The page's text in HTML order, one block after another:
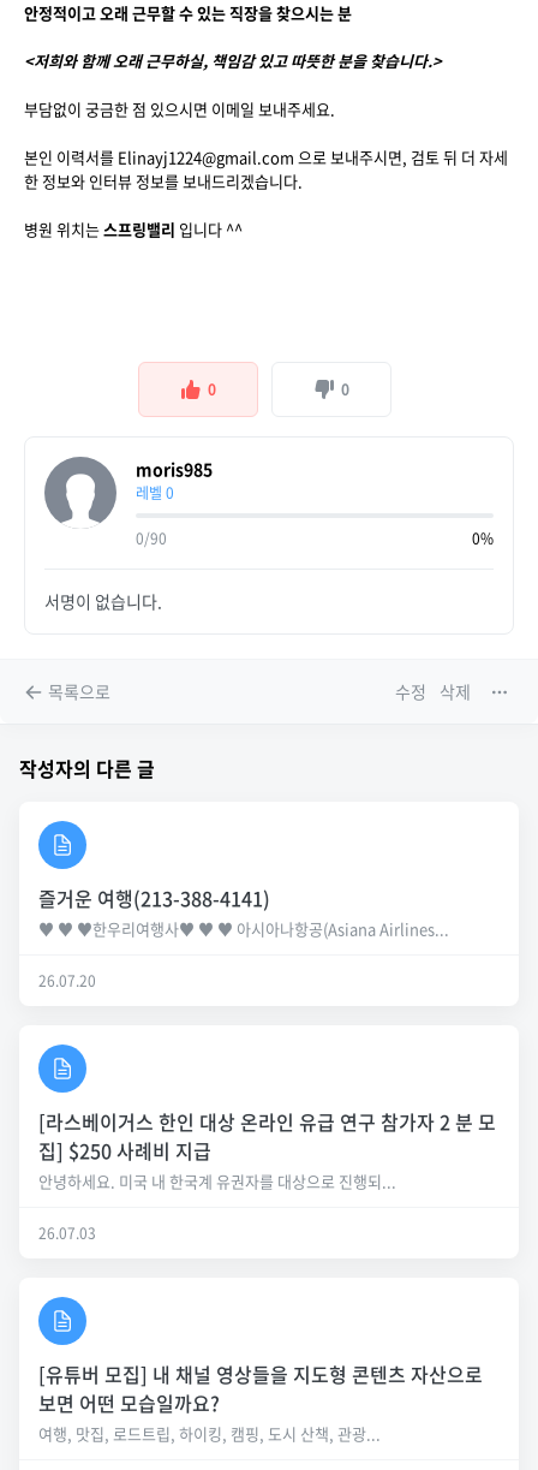
안정적이고 오래 근무할 수 있는 직장을 찾으시는 분
<저희와 함께 오래 근무하실, 책임감 있고 따뜻한 분을 찾습니다.>
부담없이 궁금한 점 있으시면 이메일 보내주세요.
본인 이력서를 Elinayj1224@gmail.com 으로 보내주시면, 검토 뒤 더 자세
한 정보와 인터뷰 정보를 보내드리겠습니다.
병원 위치는스프링밸리 입니다 ^^
0 0
moris985
레벨 0
0/90 0%
서명이 없습니다.
목록으로 수정 삭제
작성자의 다른 글
즐거운 여행(213-388-4141)
♥ ♥ ♥한우리여행사♥ ♥ ♥ 아시아나항공(Asiana Airlines...
26.07.20
[라스베이거스 한인 대상 온라인 유급 연구 참가자 2 분 모
집] $250 사례비 지급
안녕하세요. 미국 내 한국계 유권자를 대상으로 진행되...
26.07.03
[유튜버 모집] 내 채널 영상들을 지도형 콘텐츠 자산으로
보면 어떤 모습일까요?
여행, 맛집, 로드트립, 하이킹, 캠핑, 도시 산책, 관광...